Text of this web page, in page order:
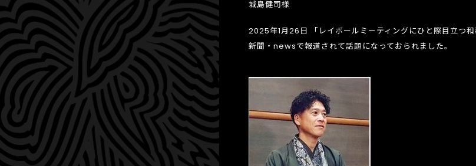
城島健司様
2025年1月26日 「レイボールミーティングにひと際目立つ
新聞・newsで報道されて話題になっておられました。